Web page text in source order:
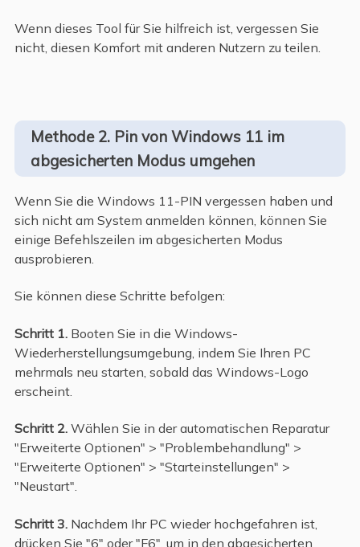
Wenn dieses Tool für Sie hilfreich ist, vergessen Sie
nicht, diesen Komfort mit anderen Nutzern zu teilen.
Methode 2. Pin von Windows 11 im
abgesicherten Modus umgehen
Wenn Sie die Windows 11-PIN vergessen haben und
sich nicht am System anmelden können, können Sie
einige Befehlszeilen im abgesicherten Modus
ausprobieren.
Sie können diese Schritte befolgen:
Schritt 1.Booten Sie in die Windows-
Wiederherstellungsumgebung, indem Sie Ihren PC
mehrmals neu starten, sobald das Windows-Logo
erscheint.
Schritt 2.Wählen Sie in der automatischen Reparatur
"Erweiterte Optionen" > "Problembehandlung" >
"Erweiterte Optionen" > "Starteinstellungen" >
"Neustart".
Schritt 3.Nachdem Ihr PC wieder hochgefahren ist,
drücken Sie "6" oder "F6", um in den abgesicherten